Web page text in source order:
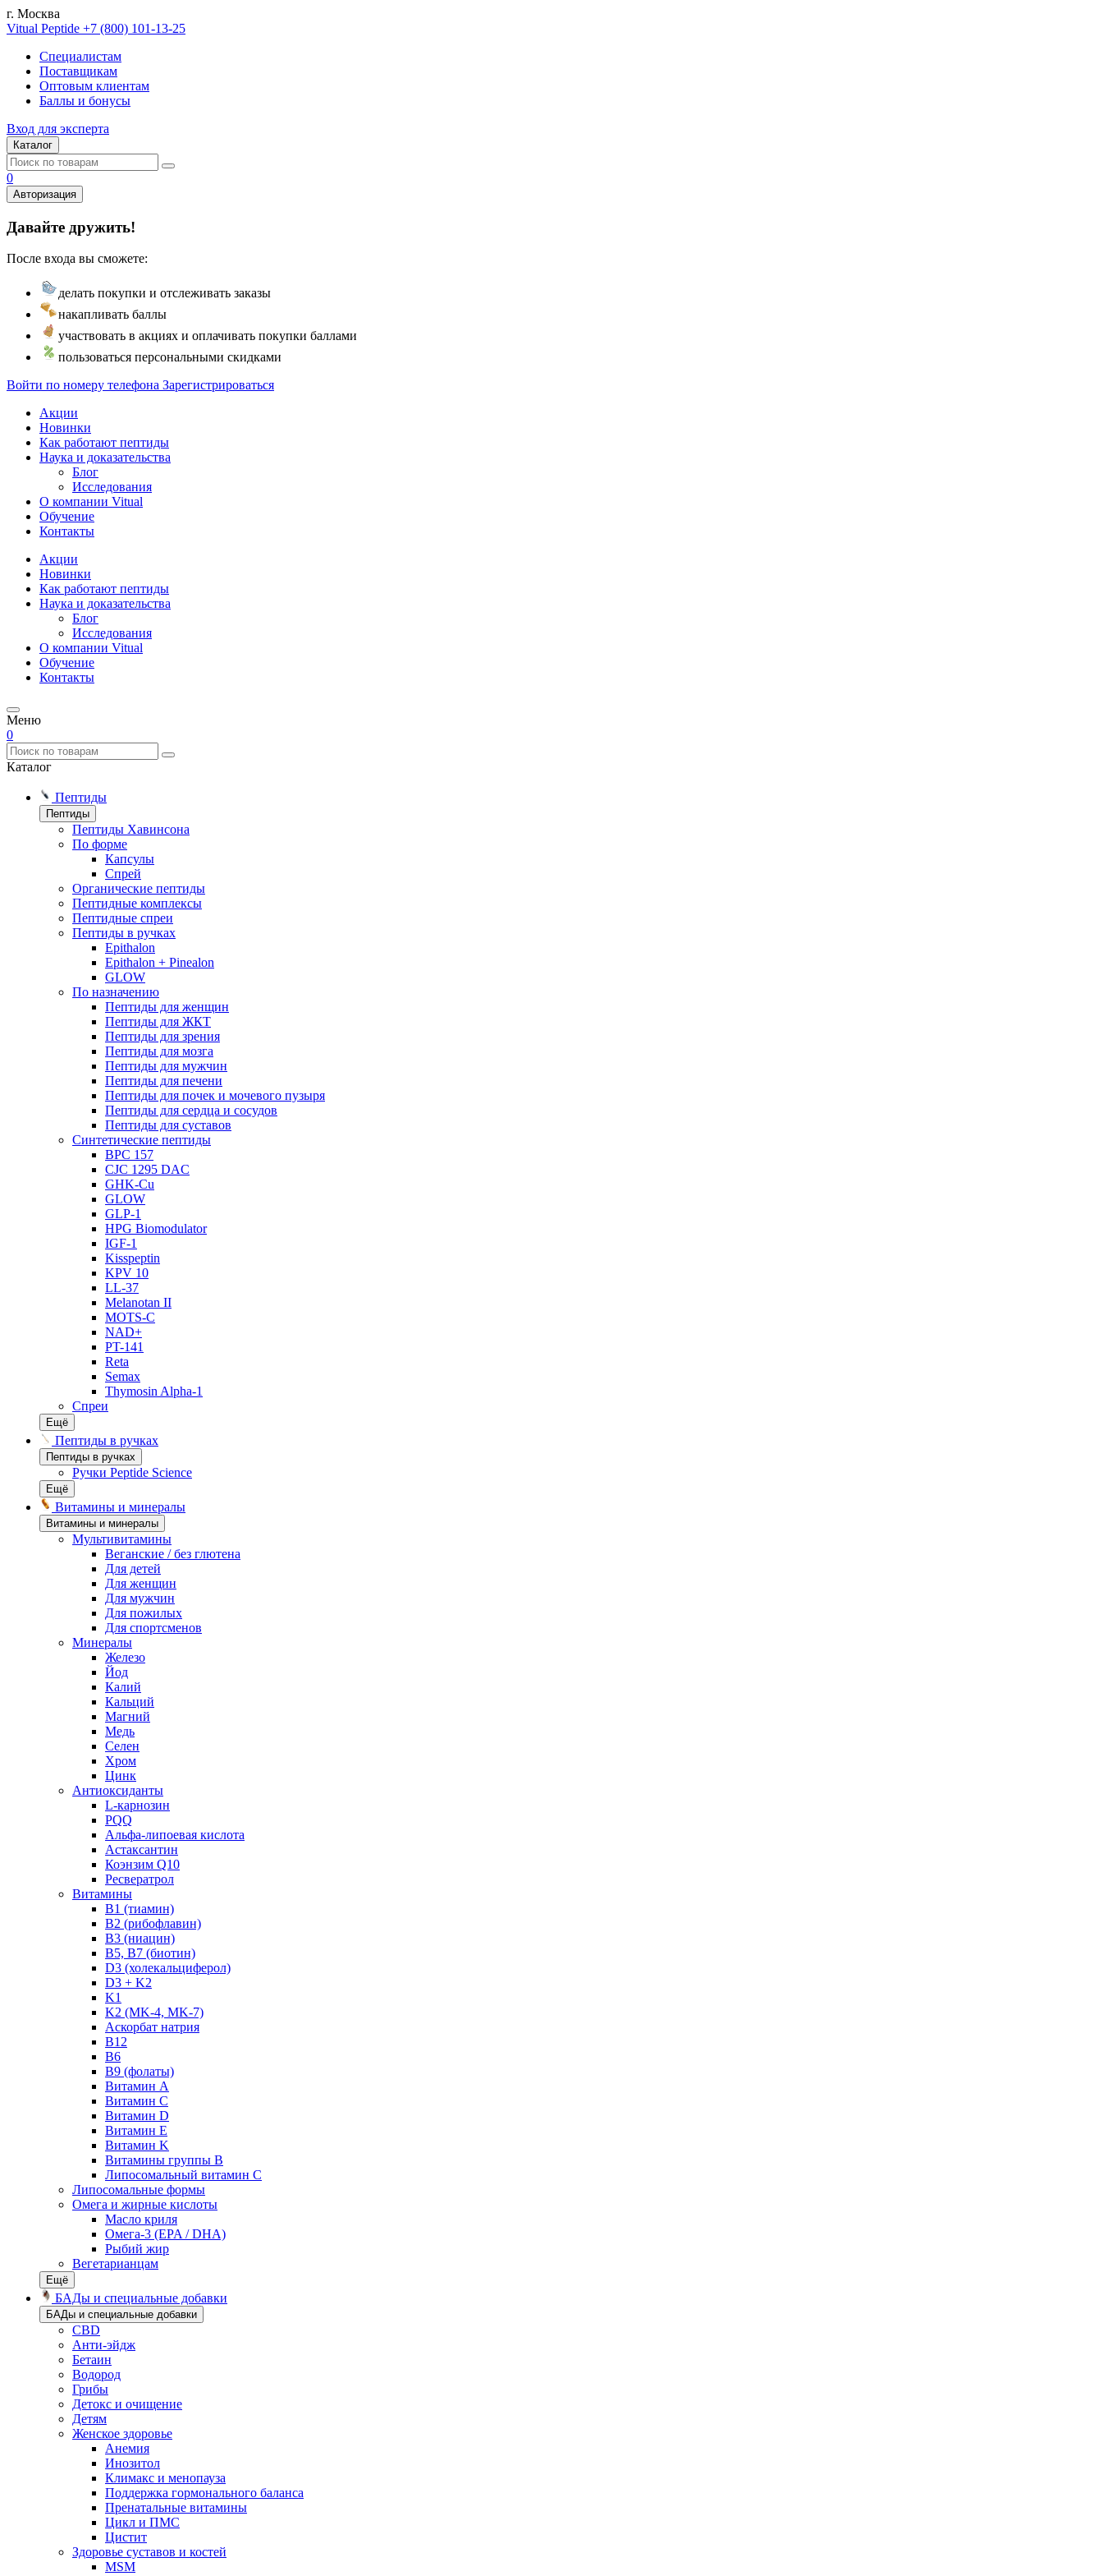
г. Москва
Vitual Peptide +7 (800) 101-13-25
Специалистам
Поставщикам
Оптовым клиентам
Баллы и бонусы
Вход для эксперта
Каталог
0
Авторизация
Давайте дружить!
После входа вы сможете:
делать покупки и отслеживать заказы
накапливать баллы
участвовать в акциях и оплачивать покупки баллами
пользоваться персональными скидками
Войти по номеру телефона Зарегистрироваться
Акции
Новинки
Как работают пептиды
Наука и доказательства
Блог
Исследования
О компании Vitual
Обучение
Контакты
Акции
Новинки
Как работают пептиды
Наука и доказательства
Блог
Исследования
О компании Vitual
Обучение
Контакты
Меню
0
Каталог
Пептиды
Пептиды
Пептиды Хавинсона
По форме
Капсулы
Спрей
Органические пептиды
Пептидные комплексы
Пептидные спреи
Пептиды в ручках
Epithalon
Epithalon + Pinealon
GLOW
По назначению
Пептиды для женщин
Пептиды для ЖКТ
Пептиды для зрения
Пептиды для мозга
Пептиды для мужчин
Пептиды для печени
Пептиды для почек и мочевого пузыря
Пептиды для сердца и сосудов
Пептиды для суставов
Синтетические пептиды
BPC 157
CJC 1295 DAC
GHK-Cu
GLOW
GLP-1
HPG Biomodulator
IGF-1
Kisspeptin
KPV 10
LL-37
Melanotan II
MOTS-C
NAD+
PT-141
Reta
Semax
Thymosin Alpha-1
Спреи
Ещё
Пептиды в ручках
Пептиды в ручках
Ручки Peptide Science
Ещё
Витамины и минералы
Витамины и минералы
Мультивитамины
Веганские / без глютена
Для детей
Для женщин
Для мужчин
Для пожилых
Для спортсменов
Минералы
Железо
Йод
Калий
Кальций
Магний
Медь
Селен
Хром
Цинк
Антиоксиданты
L-карнозин
PQQ
Альфа-липоевая кислота
Астаксантин
Коэнзим Q10
Ресвератрол
Витамины
B1 (тиамин)
B2 (рибофлавин)
B3 (ниацин)
B5, B7 (биотин)
D3 (холекальциферол)
D3 + K2
K1
K2 (MK-4, MK-7)
Аскорбат натрия
В12
В6
В9 (фолаты)
Витамин A
Витамин C
Витамин D
Витамин E
Витамин K
Витамины группы B
Липосомальный витамин C
Липосомальные формы
Омега и жирные кислоты
Масло криля
Омега-3 (EPA / DHA)
Рыбий жир
Вегетарианцам
Ещё
БАДы и специальные добавки
БАДы и специальные добавки
CBD
Анти-эйдж
Бетаин
Водород
Грибы
Детокс и очищение
Детям
Женское здоровье
Анемия
Инозитол
Климакс и менопауза
Поддержка гормонального баланса
Пренатальные витамины
Цикл и ПМС
Цистит
Здоровье суставов и костей
MSM